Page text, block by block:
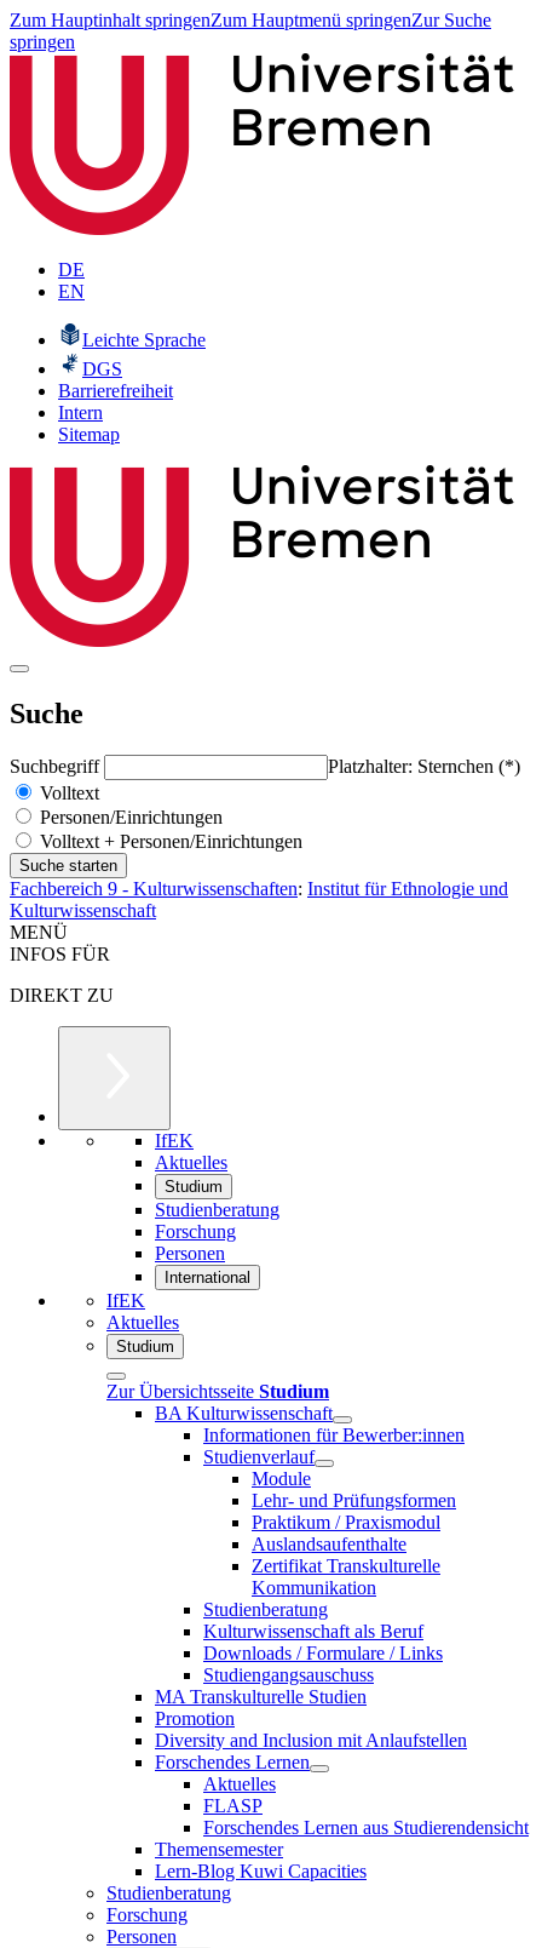
Zum Hauptinhalt springenZum Hauptmenü springenZur Suche
springen
DE
EN
Leichte Sprache
DGS
Barrierefreiheit
Intern
Sitemap
Suche
Suchbegriff
Platzhalter: Sternchen (*)
Volltext
Personen/Einrichtungen
Volltext + Personen/Einrichtungen
Fachbereich 9 - Kulturwissenschaften: Institut für Ethnologie und
Kulturwissenschaft
MENÜ
INFOS FÜR
DIREKT ZU
IfEK
Aktuelles
Studium
Studienberatung
Forschung
Personen
International
IfEK
Aktuelles
Studium
Zur Übersichtsseite Studium
BA Kulturwissenschaft
Informationen für Bewerber:innen
Studienverlauf
Module
Lehr- und Prüfungsformen
Praktikum / Praxismodul
Auslandsaufenthalte
Zertifikat Transkulturelle
Kommunikation
Studienberatung
Kulturwissenschaft als Beruf
Downloads / Formulare / Links
Studiengangsauschuss
MA Transkulturelle Studien
Promotion
Diversity and Inclusion mit Anlaufstellen
Forschendes Lernen
Aktuelles
FLASP
Forschendes Lernen aus Studierendensicht
Themensemester
Lern-Blog Kuwi Capacities
Studienberatung
Forschung
Personen